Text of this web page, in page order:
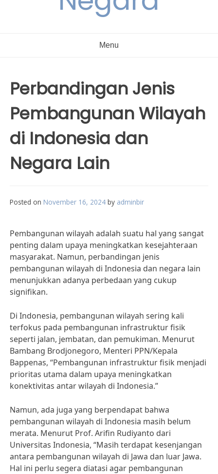
Menu
Perbandingan Jenis
Pembangunan Wilayah
di Indonesia dan
Negara Lain
Posted on November 16, 2024 by adminbir
Pembangunan wilayah adalah suatu hal yang sangat
penting dalam upaya meningkatkan kesejahteraan
masyarakat. Namun, perbandingan jenis
pembangunan wilayah di Indonesia dan negara lain
menunjukkan adanya perbedaan yang cukup
signifikan.
Di Indonesia, pembangunan wilayah sering kali
terfokus pada pembangunan infrastruktur fisik
seperti jalan, jembatan, dan pemukiman. Menurut
Bambang Brodjonegoro, Menteri PPN/Kepala
Bappenas, “Pembangunan infrastruktur fisik menjadi
prioritas utama dalam upaya meningkatkan
konektivitas antar wilayah di Indonesia.”
Namun, ada juga yang berpendapat bahwa
pembangunan wilayah di Indonesia masih belum
merata. Menurut Prof. Arifin Rudiyanto dari
Universitas Indonesia, “Masih terdapat kesenjangan
antara pembangunan wilayah di Jawa dan luar Jawa.
Hal ini perlu segera diatasi agar pembangunan